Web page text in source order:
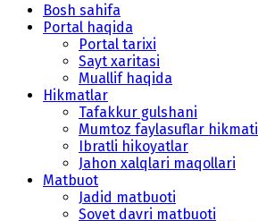
Bosh sahifa
Portal haqida
Portal tarixi
Sayt xaritasi
Muallif haqida
Hikmatlar
Tafakkur gulshani
Mumtoz faylasuflar hikmati
Ibratli hikoyatlar
Jahon xalqlari maqollari
Matbuot
Jadid matbuoti
Sovet davri matbuoti